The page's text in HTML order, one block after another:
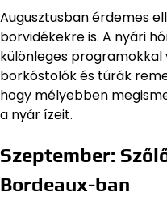
Augusztusban érdemes
borvidékekre is. A nyári
különleges
borkóstolók és túrák
hogy mélyebben
a nyár ízeit.
Szeptember:
Bordeaux-ban